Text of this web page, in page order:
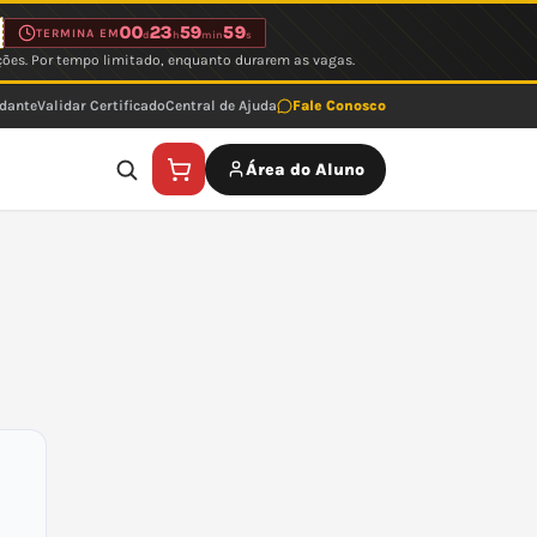
TERMINA EM00d23 h59min59s
Por tempo limitado, enquanto durarem as vagas.
Validar CertificadoCentral de Ajuda Fale Conosco
Área do Aluno